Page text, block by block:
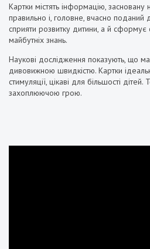
Картки містять інформацію,
правильно і, головне, вчасно поданий
сприяти розвитку дитини, а й сформує
майбутніх знань.
Наукові дослідження показують, що
дивовижною швидкістю. Картки
стимуляції, цікаві для більшості
захоплюючою грою.